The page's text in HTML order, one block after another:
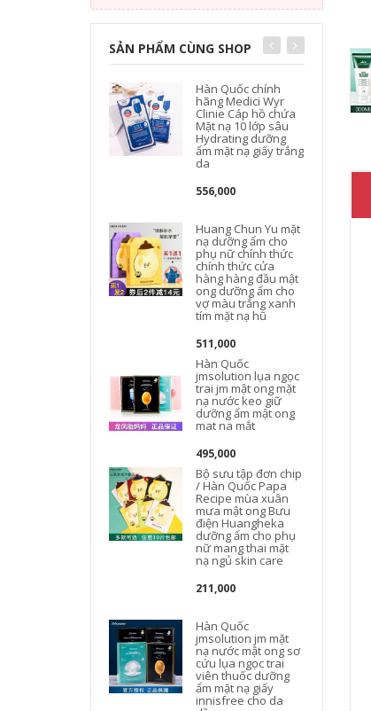
SẢN PHẨM CÙNG SHOP
Hàn Quốc chính
hãng Medici Wyr
Clinie Cáp hồ chứa
Mặt nạ 10 lớp sâu
Hydrating dưỡng
ẩm mặt nạ giấy trắng
da
556,000
Huang Chun Yu mặt
nạ dưỡng ẩm cho
phụ nữ chính thức
chính thức cửa
hàng hàng đầu mật
ong dưỡng ẩm cho
vợ màu trắng xanh
tím mặt nạ hũ
511,000
Hàn Quốc
jmsolution lụa ngọc
trai jm mật ong mặt
nạ nước keo giữ
dưỡng ẩm mật ong
mat na mắt
495,000
Bộ sưu tập đơn chip
/ Hàn Quốc Papa
Recipe mùa xuân
mưa mật ong Bưu
điện Huangheka
dưỡng ẩm cho phụ
nữ mang thai mặt
nạ ngủ skin care
211,000
Hàn Quốc
jmsolution jm mặt
nạ nước mật ong sơ
cứu lụa ngọc trai
viên thuốc dưỡng
ẩm mặt nạ giấy
innisfree cho da